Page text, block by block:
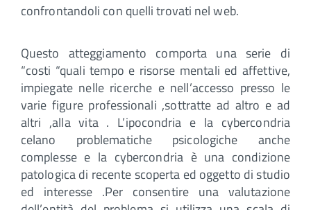
confrontandoli con quelli trovati nel web.
Questo atteggiamento comporta una serie di
“costi “quali tempo e risorse mentali ed affettive,
impiegate nelle ricerche e nell’accesso presso le
varie figure professionali ,sottratte ad altro e ad
altri ,alla vita . L’ipocondria e la cybercondria
celano problematiche psicologiche anche
complesse e la cybercondria è una condizione
patologica di recente scoperta ed oggetto di studio
ed interesse .Per consentire una valutazione